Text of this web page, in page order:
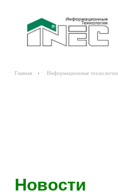
Главная Информационные технологии
Новости